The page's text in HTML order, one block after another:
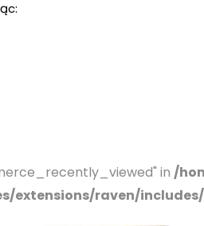
in /
extensions/raven/